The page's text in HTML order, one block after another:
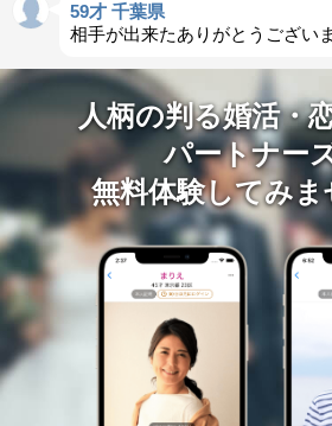
59才 千葉県
相手が出来たありがとうござい
人柄の判る婚活・
パートナー
無料体験してみ